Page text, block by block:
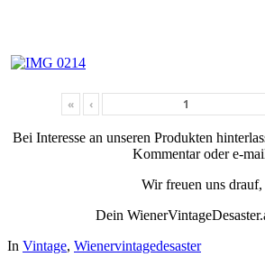
« ‹
Bei Interesse an unseren Produkten
Kommentar oder e-
Wir freuen uns drauf,
Dein
In Vintage, Wienervintagedesaster